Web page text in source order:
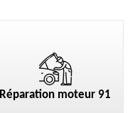
Réparation moteur 91